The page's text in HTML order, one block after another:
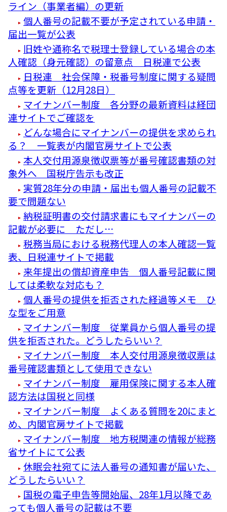
ライン（事業者編）の更新
個人番号の記載不要が予定されている申請・
届出一覧が公表
旧姓や通称名で税理士登録している場合の本
人確認（身元確認）の留意点 日税連で公表
日税連 社会保障・税番号制度に関する疑問
点等を更新（12月28日）
マイナンバー制度 各分野の最新資料は経団
連サイトでご確認を
どんな場合にマイナンバーの提供を求められ
る？ 一覧表が内閣官房サイトで公表
本人交付用源泉徴収票等が番号確認書類の対
象外へ 国税庁告示も改正
実質28年分の申請・届出も個人番号の記載不
要で問題ない
納税証明書の交付請求書にもマイナンバーの
記載が必要に ただし…
税務当局における税務代理人の本人確認一覧
表、日税連サイトで掲載
来年提出の償却資産申告 個人番号記載に関
しては柔軟な対応も？
個人番号の提供を拒否された経過等メモ ひ
な型をご用意
マイナンバー制度 従業員から個人番号の提
供を拒否された。どうしたらいい？
マイナンバー制度 本人交付用源泉徴収票は
番号確認書類として使用できない
マイナンバー制度 雇用保険に関する本人確
認方法は国税と同様
マイナンバー制度 よくある質問を20にまと
め、内閣官房サイトで掲載
マイナンバー制度 地方税関連の情報が総務
省サイトにて公表
休眠会社宛てに法人番号の通知書が届いた、
どうしたらいい？
国税の電子申告等開始届、28年1月以降であ
っても個人番号の記載は不要